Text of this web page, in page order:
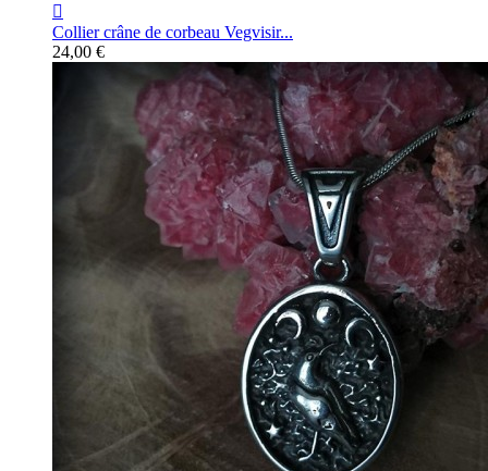

Collier crâne de corbeau Vegvisir...
24,00 €